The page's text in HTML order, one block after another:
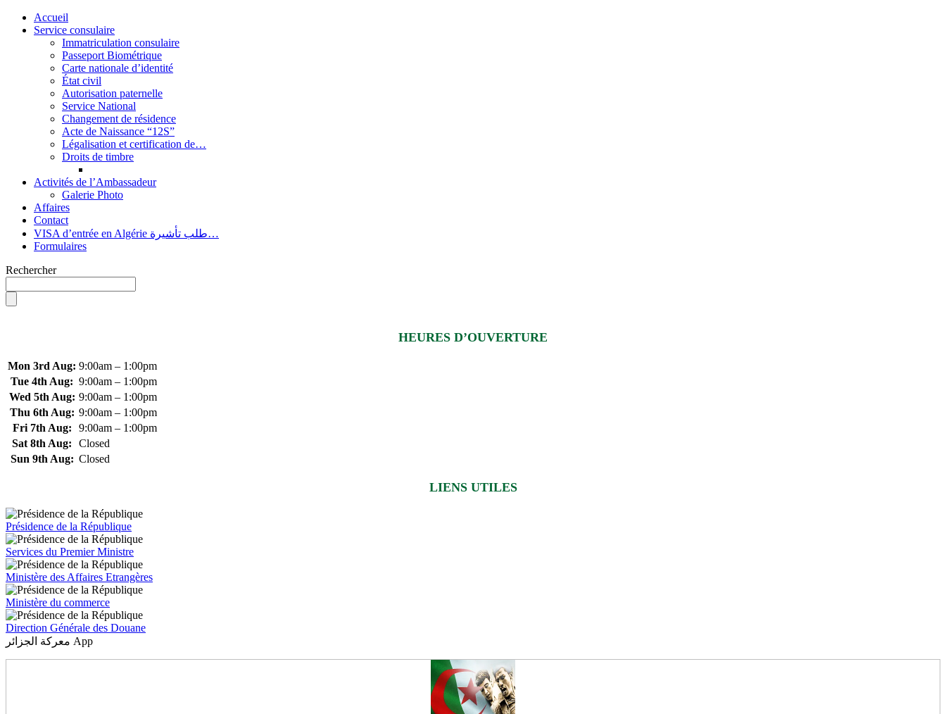
Accueil
Service consulaire
Immatriculation consulaire
Passeport Biométrique
Carte nationale d’identité
État civil
Autorisation paternelle
Service National
Changement de résidence
Acte de Naissance “12S”
Légalisation et certification de…
Droits de timbre
Activités de l’Ambassadeur
Galerie Photo
Affaires
Contact
VISA d’entrée en Algérie طلب تأشيرة…
Formulaires
Rechercher
HEURES D’OUVERTURE
Mon 3rd Aug: 9:00am – 1:00pm
Tue 4th Aug: 9:00am – 1:00pm
Wed 5th Aug: 9:00am – 1:00pm
Thu 6th Aug: 9:00am – 1:00pm
Fri 7th Aug:
9:00am – 1:00pm
Sat 8th Aug:
Closed
Sun 9th Aug: Closed
LIENS UTILES
Présidence de la République
Services du Premier Ministre
Ministère des Affaires Etrangères
Ministère du commerce
Direction Générale des Douane
معركة الجزائر App